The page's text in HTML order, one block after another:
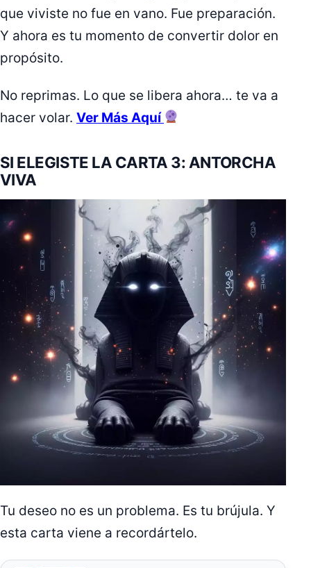
que viviste no fue en vano. Fue preparación.
Y ahora es tu momento de convertir dolor en
propósito.
No reprimas. Lo que se libera ahora… te va a
hacer volar. Ver Más Aquí
SI ELEGISTE LA CARTA 3: ANTORCHA
VIVA
Tu deseo no es un problema. Es tu brújula. Y
esta carta viene a recordártelo.